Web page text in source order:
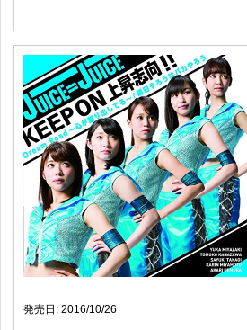
発売日: 2016/10/26